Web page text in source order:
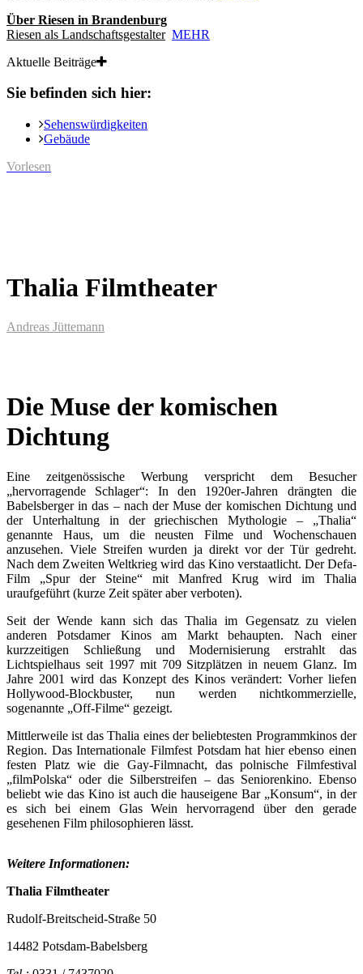
Über Riesen in Brandenburg
Riesen als Landschaftsgestalter MEHR
Aktuelle Beiträge
Sie befinden sich hier:
Sehenswürdigkeiten
Gebäude
Vorlesen
Thalia Filmtheater
Andreas Jüttemann
Die Muse der komischen
Dichtung
Eine zeitgenössische Werbung verspricht dem Besucher
„hervorragende Schlager“: In den 1920er-Jahren drängten die
Babelsberger in das – nach der Muse der komischen Dichtung und
der Unterhaltung in der griechischen Mythologie – „Thalia“
genannte Haus, um die neusten Filme und Wochenschauen
anzusehen. Viele Streifen wurden ja direkt vor der Tür gedreht.
Nach dem Zweiten Weltkrieg wird das Kino verstaatlicht. Der Defa-
Film „Spur der Steine“ mit Manfred Krug wird im Thalia
uraufgeführt (kurze Zeit später aber verboten).
Seit der Wende kann sich das Thalia im Gegensatz zu vielen
anderen Potsdamer Kinos am Markt behaupten. Nach einer
kurzzeitigen Schließung und Modernisierung erstrahlt das
Lichtspielhaus seit 1997 mit 709 Sitzplätzen in neuem Glanz. Im
Jahre 2001 wird das Konzept des Kinos verändert: Vorher liefen
Hollywood-Blockbuster, nun werden nichtkommerzielle,
sogenannte „Off-Filme“ gezeigt.
Mittlerweile ist das Thalia eines der beliebtesten Programmkinos der
Region. Das Internationale Filmfest Potsdam hat hier ebenso einen
festen Platz wie die Gay-Filmnacht, das polnische Filmfestival
„filmPolska“ oder die Silberstreifen – das Seniorenkino. Ebenso
beliebt wie das Kino ist auch die hauseigene Bar „Konsum“, in der
es sich bei einem Glas Wein hervorragend über den gerade
gesehenen Film philosophieren lässt.
Weitere Informationen:
Thalia Filmtheater
Rudolf-Breitscheid-Straße 50
14482 Potsdam-Babelsberg